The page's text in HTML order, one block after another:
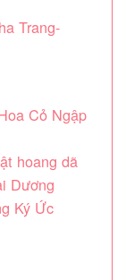
Trang-
Cỏ Ngập
hoang dã
Dương
Ký Ức